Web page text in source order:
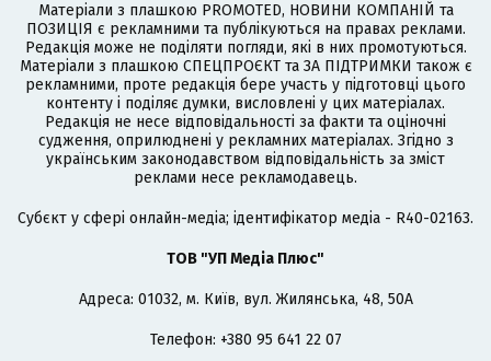
Матеріали з плашкою PROMOTED, НОВИНИ КОМПАНІЙ та
ПОЗИЦІЯ є рекламними та публікуються на правах реклами.
Редакція може не поділяти погляди, які в них промотуються.
Матеріали з плашкою СПЕЦПРОЄКТ та ЗА ПІДТРИМКИ також є
рекламними, проте редакція бере участь у підготовці цього
контенту і поділяє думки, висловлені у цих матеріалах.
Редакція не несе відповідальності за факти та оціночні
судження, оприлюднені у рекламних матеріалах. Згідно з
українським законодавством відповідальність за зміст
реклами несе рекламодавець.
Cубєкт у сфері онлайн-медіа; ідентифікатор медіа - R40-02163.
ТОВ "УП Медіа Плюс"
Адреса: 01032, м. Київ, вул. Жилянська, 48, 50А
Телефон: +380 95 641 22 07